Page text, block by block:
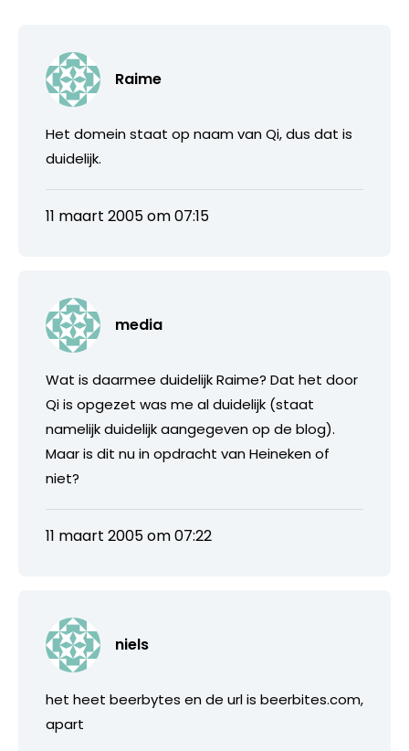
Raime
Het domein staat op naam van Qi, dus dat is
duidelijk.
11 maart 2005 om 07:15
media
Wat is daarmee duidelijk Raime? Dat het door
Qi is opgezet was me al duidelijk (staat
namelijk duidelijk aangegeven op de blog).
Maar is dit nu in opdracht van Heineken of
niet?
11 maart 2005 om 07:22
niels
het heet beerbytes en de url is beerbites.com,
apart